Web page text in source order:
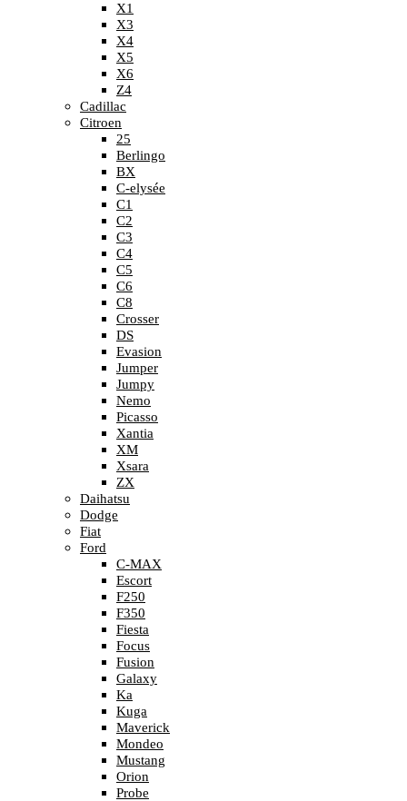
X1
X3
X4
X5
X6
Z4
Cadillac
Citroen
25
Berlingo
BX
C-elysée
C1
C2
C3
C4
C5
C6
C8
Crosser
DS
Evasion
Jumper
Jumpy
Nemo
Picasso
Xantia
XM
Xsara
ZX
Daihatsu
Dodge
Fiat
Ford
C-MAX
Escort
F250
F350
Fiesta
Focus
Fusion
Galaxy
Ka
Kuga
Maverick
Mondeo
Mustang
Orion
Probe